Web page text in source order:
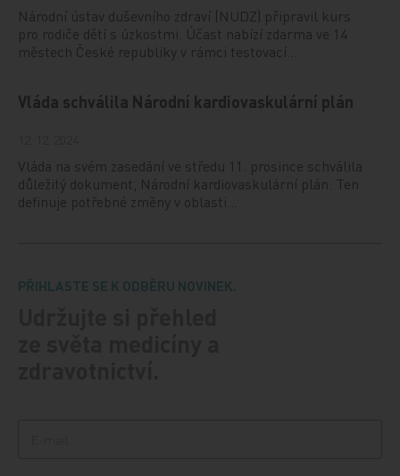
Národní ústav duševního zdraví (NUDZ) připravil kurs
pro rodiče dětí s úzkostmi. Účast nabízí zdarma ve 14
městech České republiky v rámci testovací…
Vláda schválila Národní kardiovaskulární plán
Vláda na svém zasedání ve středu 11. prosince schválila
důležitý dokument, Národní kardiovaskulární plán. Ten
definuje potřebné změny v oblasti…
PŘIHLASTE SE K ODBĚRU NOVINEK.